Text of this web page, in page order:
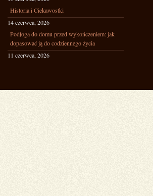
Historia i Ciekawostki
14 czerwca, 2026
Podłoga do domu przed wykończeniem: jak
dopasować ją do codziennego życia
11 czerwca, 2026